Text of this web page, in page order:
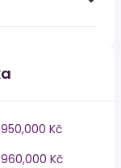
950,000 Kč
960,000 Kč